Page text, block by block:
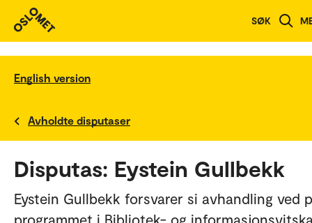
SØK
English version
Avholdte disputaser
Disputas: Eystein Gullbekk
Eystein Gullbekk forsvarer si avhandling ved
programmet i Bibliotek- og